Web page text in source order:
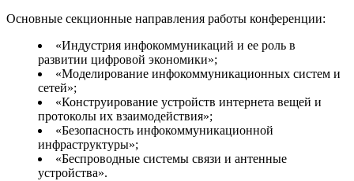
Основные секционные направления работы конференции:
«Индустрия инфокоммуникаций и ее роль в
развитии цифровой экономики»;
«Моделирование инфокоммуникационных систем и
сетей»;
«Конструирование устройств интернета вещей и
протоколы их взаимодействия»;
«Безопасность инфокоммуникационной
инфраструктуры»;
«Беспроводные системы связи и антенные
устройства».